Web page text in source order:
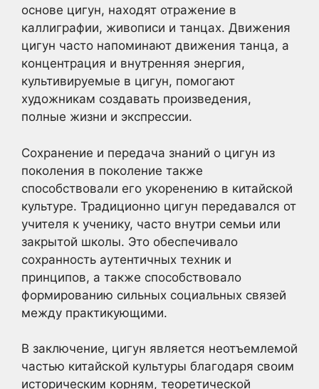
основе цигун, находят отражение в
каллиграфии, живописи и танцах. Движения
цигун часто напоминают движения танца, а
концентрация и внутренняя энергия,
культивируемые в цигун, помогают
художникам создавать произведения,
полные жизни и экспрессии.
Сохранение и передача знаний о цигун из
поколения в поколение также
способствовали его укоренению в китайской
культуре. Традиционно цигун передавался от
учителя к ученику, часто внутри семьи или
закрытой школы. Это обеспечивало
сохранность аутентичных техник и
принципов, а также способствовало
формированию сильных социальных связей
между практикующими.
В заключение, цигун является неотъемлемой
частью китайской культуры благодаря своим
историческим корням, теоретической